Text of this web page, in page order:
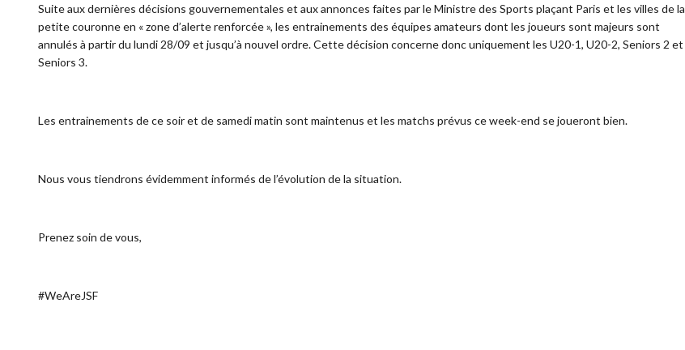
Suite aux dernières décisions gouvernementales et aux annonces faites par le Ministre des Sports plaçant Paris et les villes de la
petite couronne en « zone d’alerte renforcée », les entrainements des équipes amateurs dont les joueurs sont majeurs sont
annulés à partir du lundi 28/09 et jusqu’à nouvel ordre. Cette décision concerne donc uniquement les U20-1, U20-2, Seniors 2 et
Seniors 3.
Les entrainements de ce soir et de samedi matin sont maintenus et les matchs prévus ce week-end se joueront bien.
Nous vous tiendrons évidemment informés de l’évolution de la situation.
Prenez soin de vous,
#WeAreJSF